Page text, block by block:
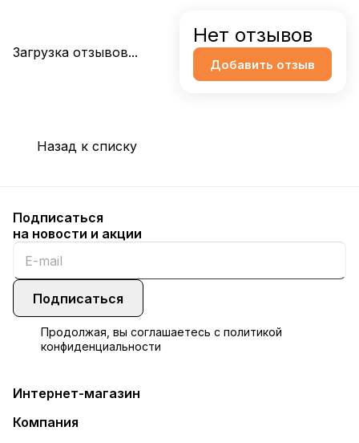
Загрузка отзывов...
Нет отзывов
Добавить отзыв
Назад к списку
Подписаться
на новости и акции
Подписаться
Продолжая, вы соглашаетесь с политикой
конфиденциальности
Интернет-магазин
Компания